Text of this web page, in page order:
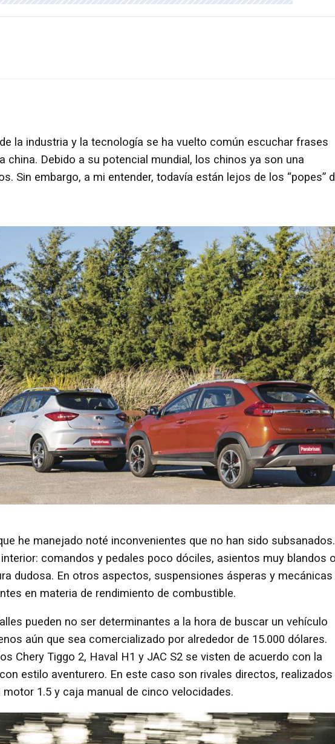
la industria y la tecnología se ha vuelto común escuchar frases
china. Debido a su potencial mundial, los chinos ya son una
Sin embargo, a mi entender, todavía están lejos de los “popes”
he manejado noté inconvenientes que no han sido subsanados.
comandos y pedales poco dóciles, asientos muy blandos
dudosa. En otros aspectos, suspensiones ásperas y mecánicas
en materia de rendimiento de combustible.
pueden no ser determinantes a la hora de buscar un vehículo
aún que sea comercializado por alrededor de 15.000 dólares.
Chery Tiggo 2, Haval H1 y JAC S2 se visten de acuerdo con la
estilo aventurero. En este caso son rivales directos, realizados
1.5 y caja manual de cinco velocidades.